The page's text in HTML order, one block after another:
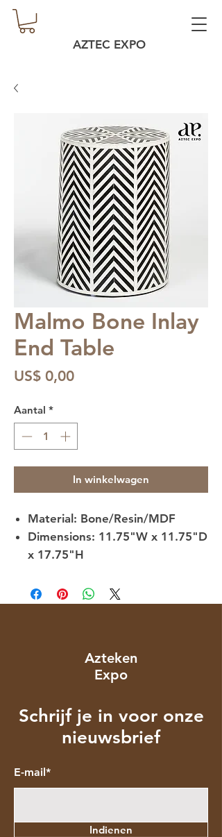
AZTEC EXPO
Malmo Bone Inlay
End Table
US$ 0,00Prijs
Aantal *
In winkelwagen
Material: Bone/Resin/MDF
Dimensions: 11.75"W x 11.75"D
x 17.75"H
Azteken
Expo
Schrijf je in voor onze
nieuwsbrief
E-mail*
Indienen